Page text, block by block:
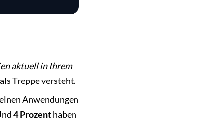
aktuell in Ihrem
Treppe versteht.
Anwendungen
4 Prozenthaben